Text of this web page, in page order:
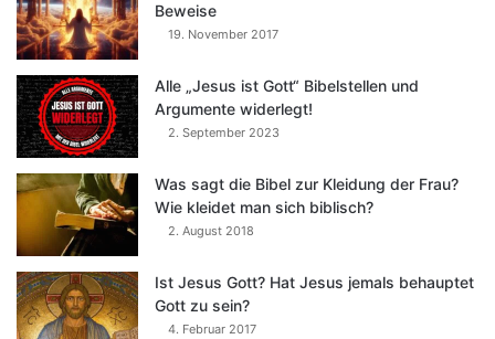
Beweise
19. November 2017
Alle „Jesus ist Gott“ Bibelstellen und
Argumente widerlegt!
2. September 2023
Was sagt die Bibel zur Kleidung der Frau?
Wie kleidet man sich biblisch?
2. August 2018
Ist Jesus Gott? Hat Jesus jemals behauptet
Gott zu sein?
4. Februar 2017